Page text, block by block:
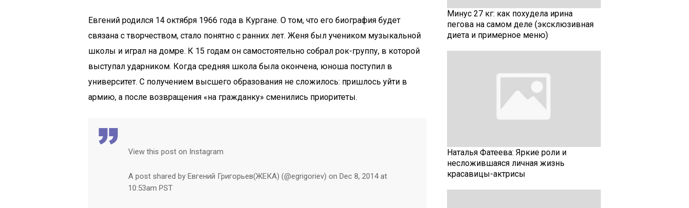
Евгений родился 14 октября 1966 года в Кургане. О том, что его биография будет
связана с творчеством, стало понятно с ранних лет. Женя был учеником музыкальной
школы и играл на домре. К 15 годам он самостоятельно собрал рок-группу, в которой
выступал ударником. Когда средняя школа была окончена, юноша поступил в
университет. С получением высшего образования не сложилось: пришлось уйти в
армию, а после возвращения «на гражданку» сменились приоритеты.
View this post on Instagram
A post shared by Евгений Григорьев(ЖЕКА) (@egrigoriev) on Dec 8, 2014 at
10:53am PST
Минус 27 кг: как похудела ирина
пегова на самом деле (эксклюзивная
диета и примерное меню)
Наталья Фатеева: Яркие роли и
несложившаяся личная жизнь
красавицы-актрисы